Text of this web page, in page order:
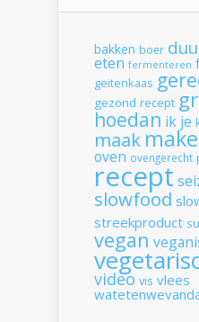
bakken boer
eten fermenteren
geitenkaas
gezond recept
hoedan ik je
maak
oven ovengerecht
recept
slowfood
streekproduct
vegan
video vis vlees